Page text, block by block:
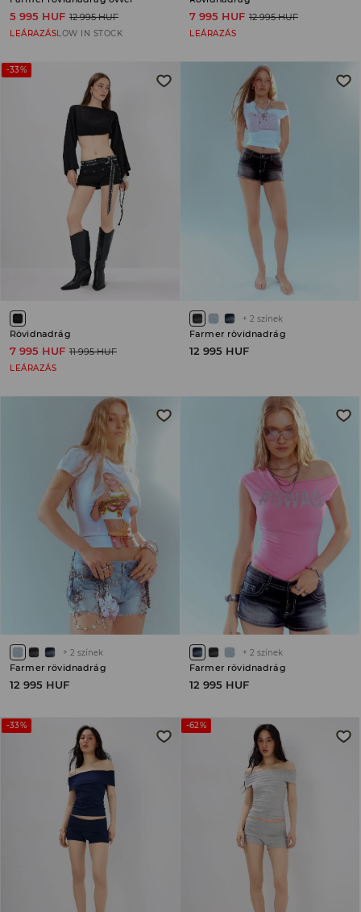
5 995 HUF 12 995 HUF
LEÁRAZÁSLOW IN STOCK
7 995 HUF 12 995 HUF
LEÁRAZÁS
-33%
Rövidnadrág
7 995 HUF 11 995 HUF
LEÁRAZÁS
+ 2 színek
Farmer rövidnadrág
12 995 HUF
+ 2 színek
Farmer rövidnadrág
12 995 HUF
+ 2 színek
Farmer rövidnadrág
12 995 HUF
-33% -62%